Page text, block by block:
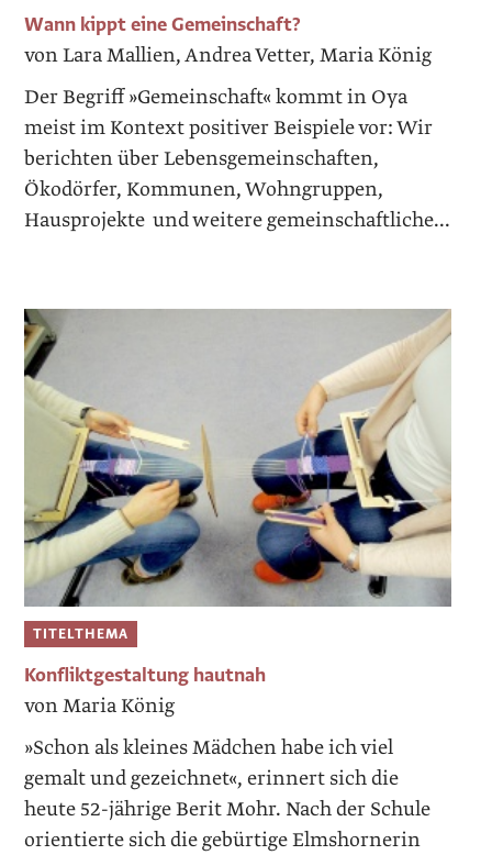
Wann kippt eine Gemeinschaft?
von Lara Mallien, Andrea Vetter, Maria König
Der Begriff »Gemeinschaft« kommt in Oya
meist im Kontext positiver Beispiele vor: Wir
berichten über Lebensgemeinschaften,
Ökodörfer, Kommunen, Wohngruppen,
Hausprojekte und weitere gemeinschaftliche...
TITELTHEMA
Konfliktgestaltung hautnah
von Maria König
»Schon als kleines Mädchen habe ich viel
gemalt und gezeichnet«, erinnert sich die
heute 52-jährige Berit Mohr. Nach der Schule
orientierte sich die gebürtige Elmshornerin